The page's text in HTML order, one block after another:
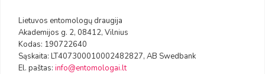
Lietuvos entomologų draugija
Akademijos g. 2, 08412, Vilnius
Kodas: 190722640
Sąskaita: LT407300010002482827, AB Swedbank
El. paštas: info@entomologai.lt